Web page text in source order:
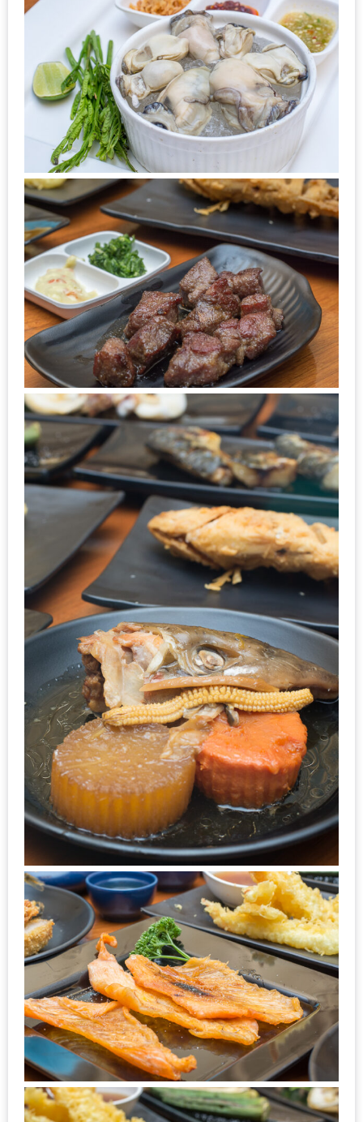
สำหรับ
คุณ
แม่
ที่รัก
2560
สบาย
ใจ๋…
สไตล์
นิมมาน
(ดี
คอน
โด
นิม)
เชียงใหม่
ส่วนลด
พิเศษ
ร้าน
อาหาร
ใน
เชียงใหม่
หนาว
นัก
ใช่
ไหม?
แวะ
ไป
ผิง
ไฟ
อุ่นๆ
ปิ้ง
มาร์ช
เมล
โล่
พร้อม
ชิม
และ
ช้อป
ที่
เดียว
ครบ
ที่
งาน
LEO
PRESENTS
PINGFAI
FESTIVAL